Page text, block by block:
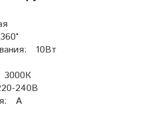
10Вт
3000К
240В
А